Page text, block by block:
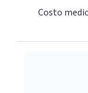
Costo